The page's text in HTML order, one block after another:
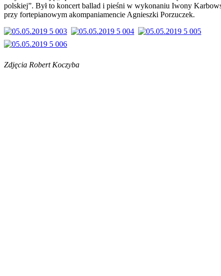
polskiej”. Był to koncert ballad i pieśni w wykonaniu Iwony
przy fortepianowym akompaniamencie Agnieszki Porzuczek.
Zdjęcia Robert Koczyba